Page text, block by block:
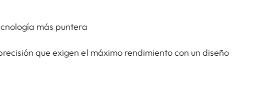
más puntera
que exigen el máximo rendimiento con un diseño
en una carcasa robusta y resistente a la intemperie
rigurosas. Una revolucionaria pantalla MicroLED de matriz